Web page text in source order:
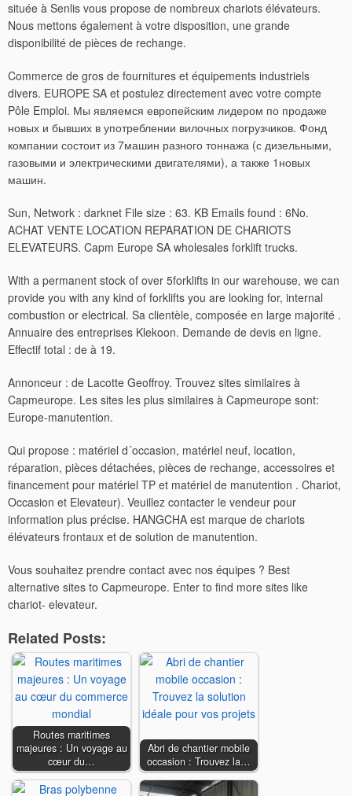
située à Senlis vous propose de nombreux chariots élévateurs.
Nous mettons également à votre disposition, une grande
disponibilité de pièces de rechange.
Commerce de gros de fournitures et équipements industriels
divers. EUROPE SA et postulez directement avec votre compte
Pôle Emploi. Мы являемся европейским лидером по продаже
новых и бывших в употреблении вилочных погрузчиков. Фонд
компании состоит из 7машин разного тоннажа (с дизельными,
газовыми и электрическими двигателями), а также 1новых
машин.
Sun, Network : darknet File size : 63. KB Emails found : 6No.
ACHAT VENTE LOCATION REPARATION DE CHARIOTS
ELEVATEURS. Capm Europe SA wholesales forklift trucks.
With a permanent stock of over 5forklifts in our warehouse, we can
provide you with any kind of forklifts you are looking for, internal
combustion or electrical. Sa clientèle, composée en large majorité .
Annuaire des entreprises Klekoon. Demande de devis en ligne.
Effectif total : de à 19.
Annonceur : de Lacotte Geoffroy. Trouvez sites similaires à
Capmeurope. Les sites les plus similaires à Capmeurope sont:
Europe-manutention.
Qui propose : matériel d´occasion, matériel neuf, location,
réparation, pièces détachées, pièces de rechange, accessoires et
financement pour matériel TP et matériel de manutention . Chariot,
Occasion et Elevateur). Veuillez contacter le vendeur pour
information plus précise. HANGCHA est marque de chariots
élévateurs frontaux et de solution de manutention.
Vous souhaitez prendre contact avec nos équipes ? Best
alternative sites to Capmeurope. Enter to find more sites like
chariot- elevateur.
Related Posts:
Routes maritimes
majeures : Un voyage au
cœur du…
Abri de chantier mobile
occasion : Trouvez la…